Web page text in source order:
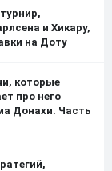
и Хикару,
на Доту
которые
про него
Донахи. Часть